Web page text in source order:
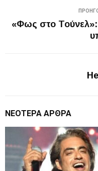
«Φως στο Τούνελ»:
ΝΕΌΤΕΡΑ ΆΡΘΡΑ